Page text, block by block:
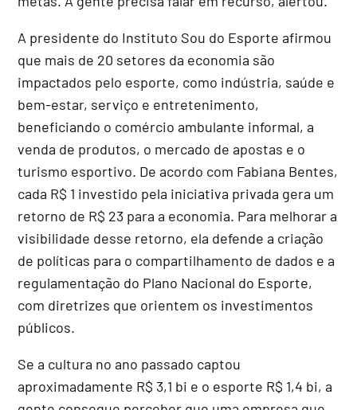
A presidente do Instituto Sou do Esporte afirmou
que mais de 20 setores da economia são
impactados pelo esporte, como indústria, saúde e
bem-estar, serviço e entretenimento,
beneficiando o comércio ambulante informal, a
venda de produtos, o mercado de apostas e o
turismo esportivo. De acordo com Fabiana Bentes,
cada R$ 1 investido pela iniciativa privada gera um
retorno de R$ 23 para a economia. Para melhorar a
visibilidade desse retorno, ela defende a criação
de políticas para o compartilhamento de dados e a
regulamentação do Plano Nacional do Esporte,
com diretrizes que orientem os investimentos
públicos.
Se a cultura no ano passado captou
aproximadamente R$ 3,1 bi e o esporte R$ 1,4 bi, a